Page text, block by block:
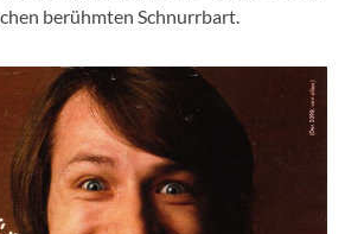
berühmten Schnurrbart.